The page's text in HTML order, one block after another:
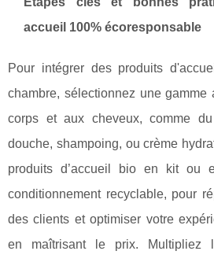
accueil 100% écoresponsable
Pour intégrer des produits
chambre, sélectionnez une
corps et aux cheveux, comme
douche, shampoing, ou crème
produits d’accueil bio en kit ou
conditionnement recyclable, pour
des clients et optimiser votre
en maîtrisant le prix. Multipliez